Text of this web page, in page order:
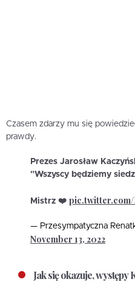
Czasem zdarzy mu się
prawdy.
Prezes Jarosław
"Wszyscy będziemy
Mistrz ❤️
— Przesympatyczna
November 13, 2022
Jak się okazuje,